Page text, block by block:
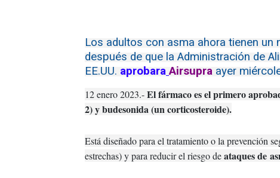
Los adultos con asma ahora tienen un
después de que la Administración de
EE.UU. aprobara Airsupra ayer
12 enero 2023.-El fármaco es el primero
2) y budesonida (un corticosteroide).
Está diseñado para el tratamiento o la prevención
estrechas) y para reducir el riesgo deataques de